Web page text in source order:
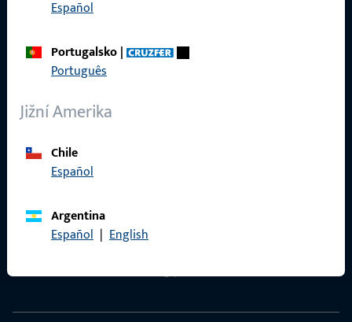
Español
Portugalsko|
Português
Jižní Amerika
Chile
Español
Argentina
Español | English